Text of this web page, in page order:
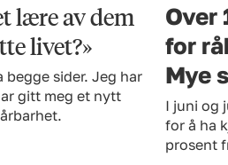
lære av dem
livet?»
sider. Jeg har
gitt meg et nytt
Over
for
Mye
I juni og
for å ha
prosent